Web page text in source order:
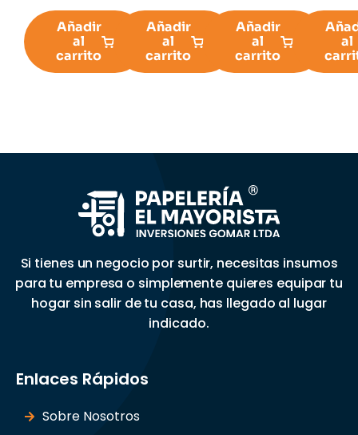
Añadir
al
carrito
Añadir
al
carrito
Añadir
al
carrito
al
Si tienes un negocio por surtir, necesitas insumos
para tu empresa o simplemente quieres equipar tu
hogar sin salir de tu casa, has llegado al lugar
indicado.
Enlaces Rápidos
Sobre Nosotros